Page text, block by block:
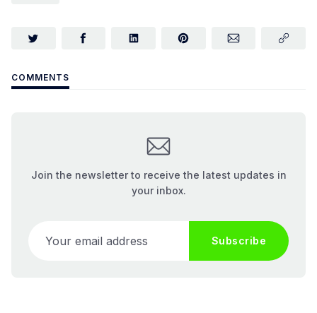
COMMENTS
Join the newsletter to receive the latest updates in
your inbox.
Subscribe